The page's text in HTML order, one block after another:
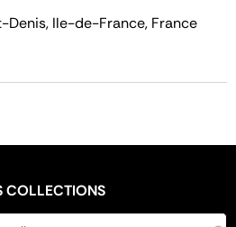
Denis, Ile-de-France, France
COLLECTIONS